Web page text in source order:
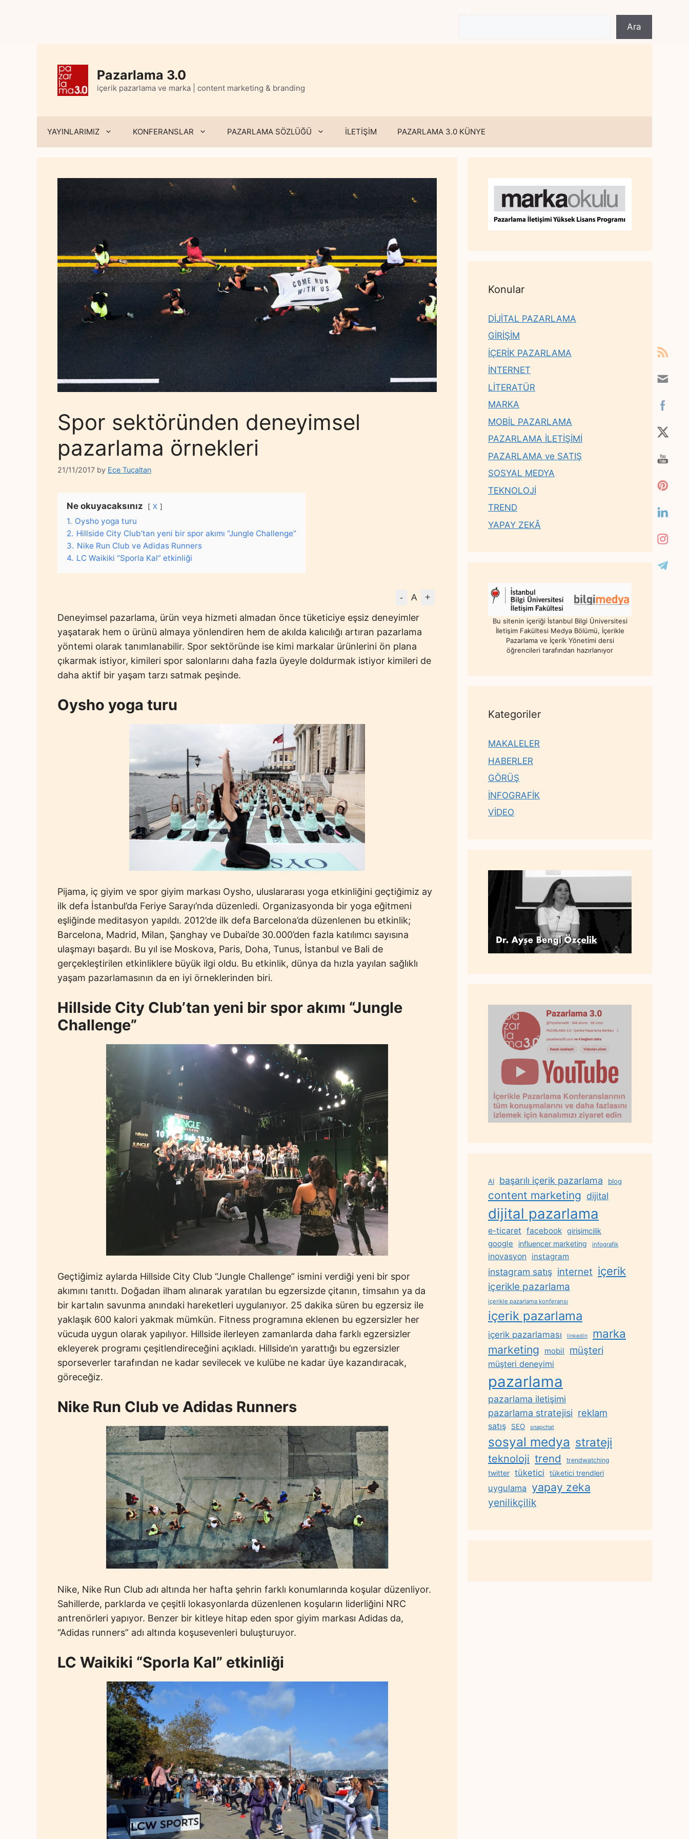
Ara
Pazarlama 3.0
içerik pazarlama ve marka | content marketing & branding
YAYINLARIMIZ KONFERANSLAR PAZARLAMA SÖZLÜĞÜ İLETİŞİM PAZARLAMA 3.0 KÜNYE
Spor sektöründen deneyimsel
pazarlama örnekleri
21/11/2017 by Ece Tuçaltan
Ne okuyacaksınız X
1. Oysho yoga turu
2. Hillside City Club’tan yeni bir spor akımı “Jungle Challenge”
3. Nike Run Club ve Adidas Runners
4. LC Waikiki “Sporla Kal” etkinliği
- A +
Deneyimsel pazarlama, ürün veya hizmeti almadan önce tüketiciye eşsiz deneyimler
yaşatarak hem o ürünü almaya yönlendiren hem de akılda kalıcılığı artıran pazarlama
yöntemi olarak tanımlanabilir. Spor sektöründe ise kimi markalar ürünlerini ön plana
çıkarmak istiyor, kimileri spor salonlarını daha fazla üyeyle doldurmak istiyor kimileri de
daha aktif bir yaşam tarzı satmak peşinde.
Oysho yoga turu
Pijama, iç giyim ve spor giyim markası Oysho, uluslararası yoga etkinliğini geçtiğimiz ay
ilk defa İstanbul’da Feriye Sarayı’nda düzenledi. Organizasyonda bir yoga eğitmeni
eşliğinde meditasyon yapıldı. 2012’de ilk defa Barcelona’da düzenlenen bu etkinlik;
Barcelona, Madrid, Milan, Şanghay ve Dubai’de 30.000’den fazla katılımcı sayısına
ulaşmayı başardı. Bu yıl ise Moskova, Paris, Doha, Tunus, İstanbul ve Bali de
gerçekleştirilen etkinliklere büyük ilgi oldu. Bu etkinlik, dünya da hızla yayılan sağlıklı
yaşam pazarlamasının da en iyi örneklerinden biri.
Hillside City Club’tan yeni bir spor akımı “Jungle
Challenge”
Geçtiğimiz aylarda Hillside City Club “Jungle Challenge” ismini verdiği yeni bir spor
akımını tanıttı. Doğadan ilham alınarak yaratılan bu egzersizde çitanın, timsahın ya da
bir kartalın savunma anındaki hareketleri uygulanıyor. 25 dakika süren bu egzersiz ile
yaklaşık 600 kalori yakmak mümkün. Fitness programına eklenen bu egzersizler her
vücuda uygun olarak yapılıyor. Hillside ilerleyen zamanlarda daha farklı egzersizler
ekleyerek programı çeşitlendireceğini açıkladı. Hillside’ın yarattığı bu egzersizler
sporseverler tarafından ne kadar sevilecek ve kulübe ne kadar üye kazandıracak,
göreceğiz.
Nike Run Club ve Adidas Runners
Nike, Nike Run Club adı altında her hafta şehrin farklı konumlarında koşular düzenliyor.
Sahillerde, parklarda ve çeşitli lokasyonlarda düzenlenen koşuların liderliğini NRC
antrenörleri yapıyor. Benzer bir kitleye hitap eden spor giyim markası Adidas da,
“Adidas runners” adı altında koşusevenleri buluşturuyor.
LC Waikiki “Sporla Kal” etkinliği
Konular
DİJİTAL PAZARLAMA
GİRİŞİM
İÇERİK PAZARLAMA
İNTERNET
LİTERATÜR
MARKA
MOBİL PAZARLAMA
PAZARLAMA İLETİŞİMİ
PAZARLAMA ve SATIŞ
SOSYAL MEDYA
TEKNOLOJİ
TREND
YAPAY ZEKÂ
Bu sitenin içeriği İstanbul Bilgi Üniversitesi
İletişim Fakültesi Medya Bölümü, İçerikle
Pazarlama ve İçerik Yönetimi dersi
öğrencileri tarafından hazırlanıyor
Kategoriler
MAKALELER
HABERLER
GÖRÜŞ
İNFOGRAFİK
VİDEO
AI başarılı içerik pazarlama blog
content marketing dijital
dijital pazarlama
e-ticaret facebook girişimcilik
google influencer marketing infografik
inovasyon instagram
instagram satış internet içerik
içerikle pazarlama
içerikle pazarlama konferansı
içerik pazarlama
içerik pazarlaması linkedin marka
marketing mobil müşteri
müşteri deneyimi
pazarlama
pazarlama iletişimi
pazarlama stratejisi reklam
satış SEO snapchat
sosyal medya strateji
teknoloji trend trendwatching
twitter tüketici tüketici trendleri
uygulama yapay zeka
yenilikçilik